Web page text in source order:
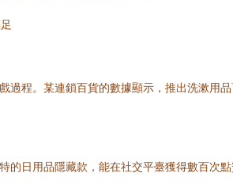
程。某連鎖百貨的數據顯示，推出洗漱用
日用品隱藏款，能在社交平臺獲得數百次